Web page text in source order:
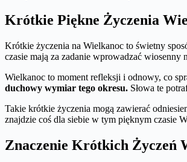
Krótkie Piękne Życzenia
Krótkie życzenia na Wielkanoc to świetny
czasie mają za zadanie wprowadzać
Wielkanoc to moment refleksji i odnowy, co
duchowy wymiar tego okresu. Słowa te
Takie krótkie życzenia mogą zawierać
znajdzie coś dla siebie w tym pięknym czasie
Znaczenie Krótkich Życzeń